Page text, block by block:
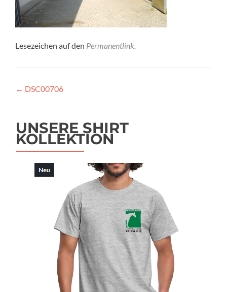
Lesezeichen auf den Permanentlink.
Beitragsnavigation
← DSC00706
UNSERE SHIRT
KOLLEKTION